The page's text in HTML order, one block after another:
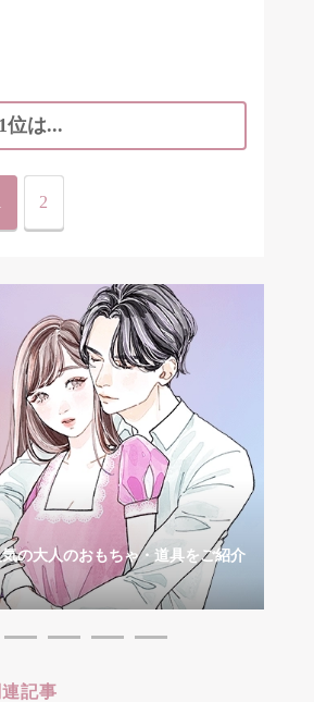
位は...
2
の大人のおもちゃ・道具をご紹介
連記事